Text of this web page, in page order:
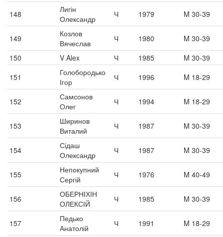
148
Лигін
Олександр
Ч 1979 M 30-39
149
Козлов
Вячеслав
Ч 1980
M 30-39
150
V Alex Ч 1985
M 30-39
151
Голобородько
Ігор
Ч 1996 M 18-29
152
Самсонов
Олег
Ч 1994 M 18-29
153
Ширинов
Виталий
Ч 1987 M 30-39
154
Сідаш
Олександр
Ч 1987 M 30-39
155
Непокупний
Сергій
Ч 1976 M 40-49
156
ОБЕРНІХІН
ОЛЕКСІЙ
Ч 1985 M 30-39
157
Педько
Анатолій
Ч 1991 M 18-29